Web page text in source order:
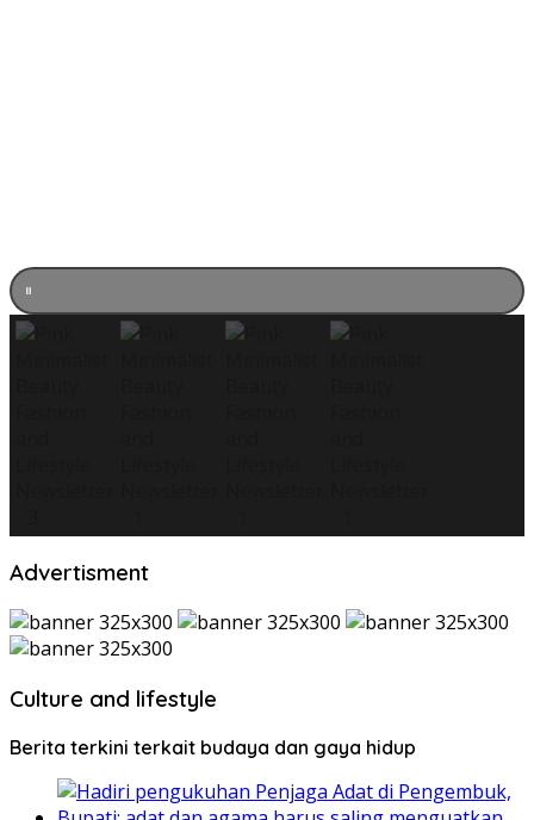
Advertisment
Culture and lifestyle
Berita terkini terkait budaya dan gaya hidup